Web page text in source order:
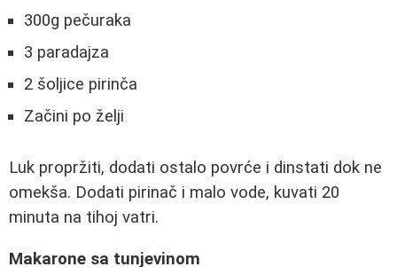
300g pečuraka
3 paradajza
2 šoljice pirinča
Začini po želji
Luk propržiti, dodati ostalo povrće i dinstati dok ne
omekša. Dodati pirinač i malo vode, kuvati 20
minuta na tihoj vatri.
Makarone sa tunjevinom